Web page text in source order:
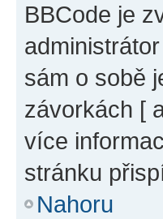
BBCode je
sám o sobě
závorkách [
více
stránku
Nahoru